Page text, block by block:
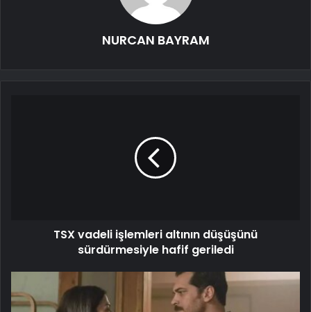
NURCAN BAYRAM
TSX vadeli işlemleri altının düşüşünü
sürdürmesiyle hafif geriledi